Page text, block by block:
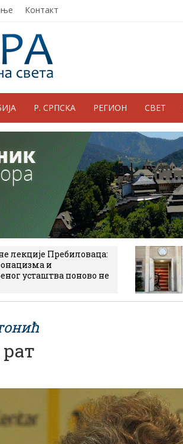
Контакт
Р. СРПСКА РЕГИОН СВЕТ
лекције Пребиловаца:
и
усташтва поново не